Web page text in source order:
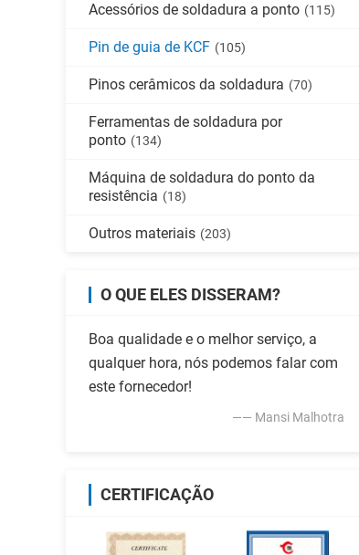
Acessórios de soldadura a ponto (115)
Pin de guia de KCF (105)
Pinos cerâmicos da soldadura (70)
Ferramentas de soldadura por
ponto (134)
Máquina de soldadura do ponto da
resistência (18)
Outros materiais (203)
O QUE ELES DISSERAM?
Boa qualidade e o melhor serviço, a
qualquer hora, nós podemos falar com
este fornecedor!
—— Mansi Malhotra
CERTIFICAÇÃO